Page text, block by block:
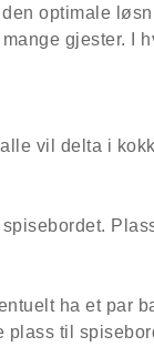
optimale
gjester. I
vil delta i
ha et par
plass til